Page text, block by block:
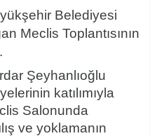
Belediyesi
Meclis Toplantısının
Şeyhanlıoğlu
katılımıyla
Salonunda
ve yoklamanın